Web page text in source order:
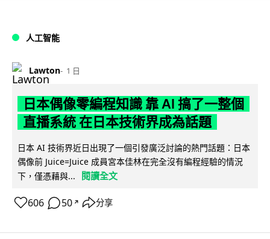
人工智能
Lawton 1 日
日本偶像零編程知識 靠 AI 搞了一整個
直播系統 在日本技術界成為話題
日本 AI 技術界近日出現了一個引發廣泛討論的熱門話題：日本
偶像前 Juice=Juice 成員宮本佳林在完全沒有編程經驗的情況
下，僅憑藉與...
閱讀全文
606 50 ↗ 分享